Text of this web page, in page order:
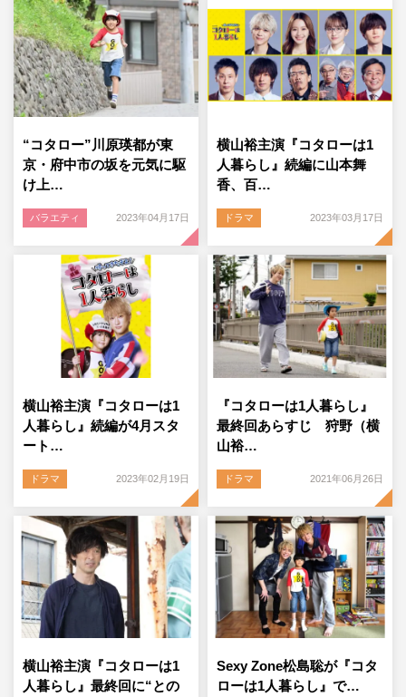
“コタロー”川原瑛都が東
京・府中市の坂を元気に駆
け上…
バラエティ 2023年04月17日
横山裕主演『コタローは1
人暮らし』続編に山本舞
香、百…
ドラマ 2023年03月17日
横山裕主演『コタローは1
人暮らし』続編が4月スタ
ート…
ドラマ 2023年02月19日
『コタローは1人暮らし』
最終回あらすじ 狩野（横
山裕…
ドラマ 2021年06月26日
横山裕主演『コタローは1
人暮らし』最終回に“との
Sexy Zone松島聡が『コタ
ローは1人暮らし』で…